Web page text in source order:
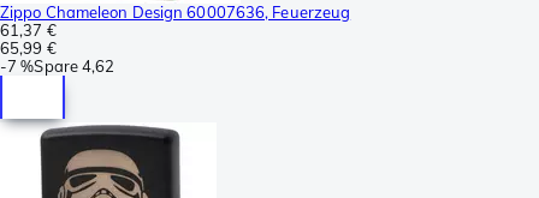
Zippo Chameleon Design 60007636, Feuerzeug
61,37 €
65,99 €
-7 %Spare4,62